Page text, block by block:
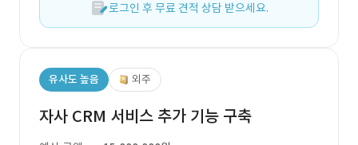
로그인 후 무료 견적 상담 받으세요.
유사도 높음 외주
자사 CRM 서비스 추가 기능 구축